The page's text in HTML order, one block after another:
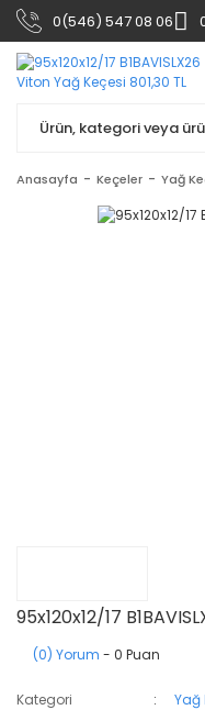
0(546) 547 08 06
Anasayfa Keçeler Yağ
95x120x12/17
(0) Yorum - 0 Puan
Kategori
Yağ